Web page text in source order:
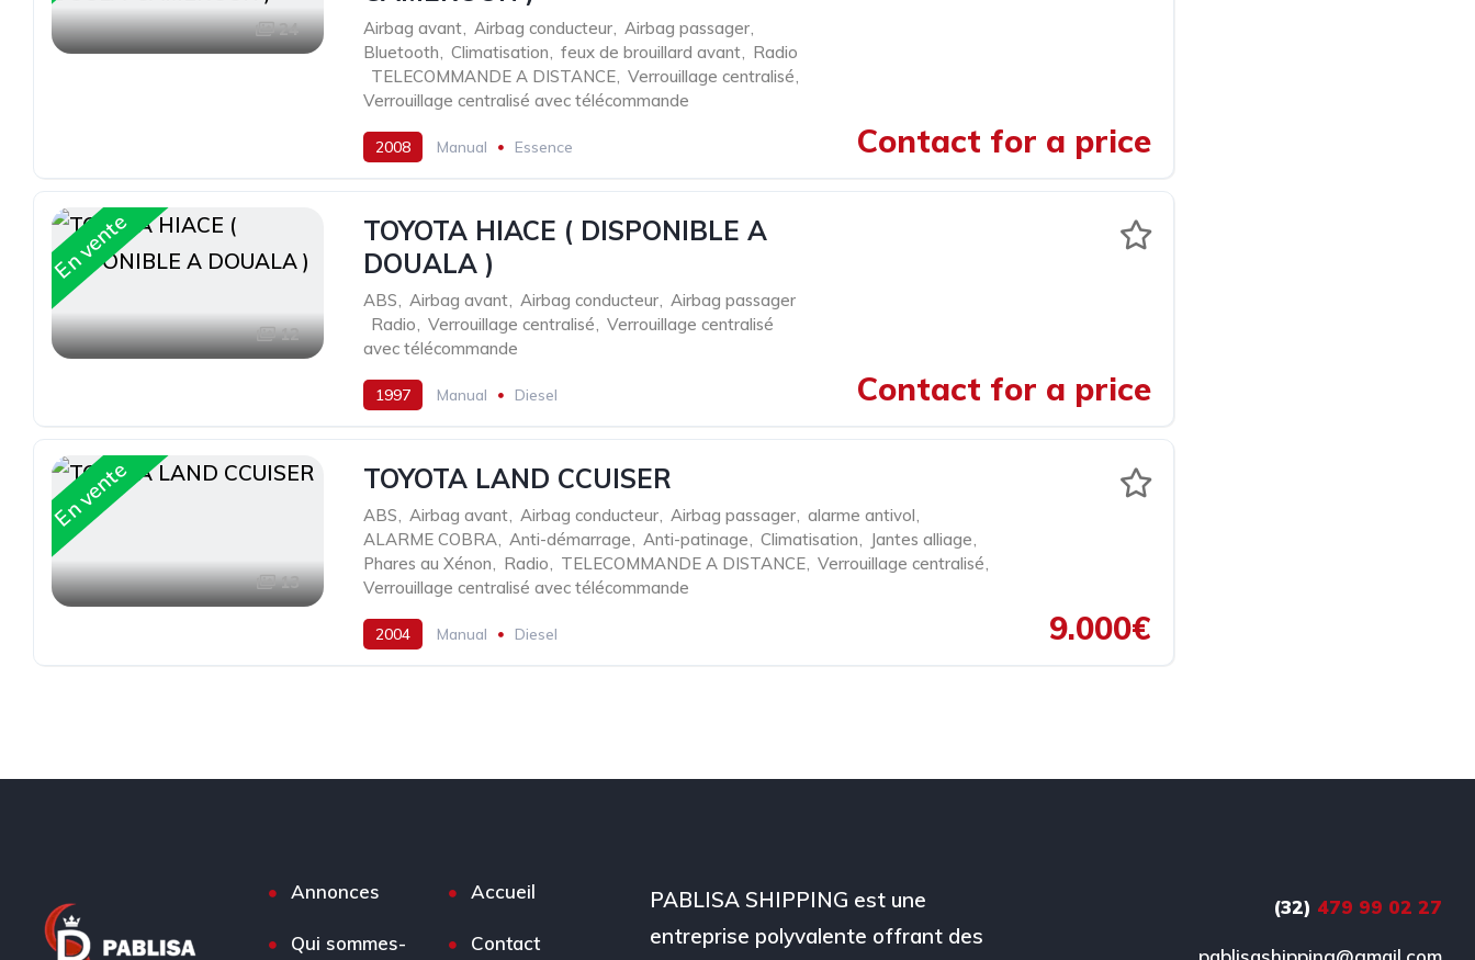
24 Airbag avant, Airbag conducteur, Airbag passager,
Bluetooth, Climatisation, feux de brouillard avant, Radio
TELECOMMANDE A DISTANCE, Verrouillage centralisé,
Verrouillage centralisé avec télécommande
2008 Manual Essence Contact for a price
En vente
12
TOYOTA HIACE ( DISPONIBLE A
DOUALA )
ABS, Airbag avant, Airbag conducteur, Airbag passager
Radio, Verrouillage centralisé, Verrouillage centralisé
avec télécommande
1997 Manual Diesel Contact for a price
En vente
13
TOYOTA LAND CCUISER
ABS, Airbag avant, Airbag conducteur, Airbag passager, alarme antivol,
ALARME COBRA, Anti-démarrage, Anti-patinage, Climatisation, Jantes alliage,
Phares au Xénon, Radio, TELECOMMANDE A DISTANCE, Verrouillage centralisé,
Verrouillage centralisé avec télécommande
2004 Manual Diesel 9.000€
Annonces Accueil
Qui sommes- Contact
PABLISA SHIPPING est une
entreprise polyvalente offrant des
(32) 479 99 02 27